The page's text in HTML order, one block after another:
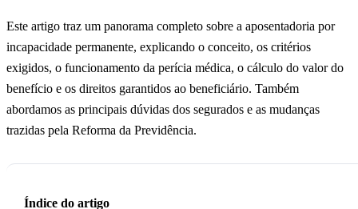
Este artigo traz um panorama completo sobre a aposentadoria por
incapacidade permanente, explicando o conceito, os critérios
exigidos, o funcionamento da perícia médica, o cálculo do valor do
benefício e os direitos garantidos ao beneficiário. Também
abordamos as principais dúvidas dos segurados e as mudanças
trazidas pela Reforma da Previdência.
Índice do artigo